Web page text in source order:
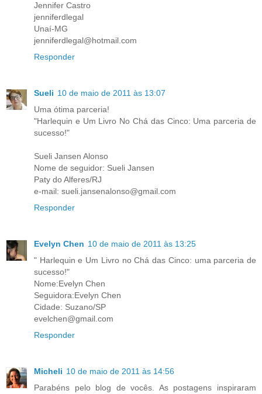
Jennifer Castro
jenniferdlegal
Unaí-MG
jenniferdlegal@hotmail.com
Responder
Sueli 10 de maio de 2011 às 13:07
Uma ótima parceria!
"Harlequin e Um Livro No Chá das Cinco: Uma parceria de
sucesso!"
Sueli Jansen Alonso
Nome de seguidor: Sueli Jansen
Paty do Alferes/RJ
e-mail: sueli.jansenalonso@gmail.com
Responder
Evelyn Chen 10 de maio de 2011 às 13:25
" Harlequin e Um Livro no Chá das Cinco: uma parceria de
sucesso!"
Nome:Evelyn Chen
Seguidora:Evelyn Chen
Cidade: Suzano/SP
evelchen@gmail.com
Responder
Micheli 10 de maio de 2011 às 14:56
Parabéns pelo blog de vocês. As postagens inspiraram